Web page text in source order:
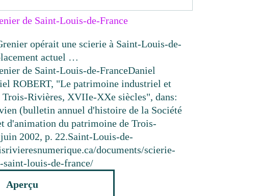
de Saint-Louis-de-France
opérait une scierie à Saint-Louis-de-
actuel …
de Saint-Louis-de-FranceDaniel
ROBERT, "Le patrimoine industriel et
Rivières, XVIIe-XXe siècles", dans:
(bulletin annuel d'histoire de la Société
d'animation du patrimoine de Trois-
2002, p. 22.Saint-Louis-de-
documents/scierie-
saint-louis-de-france/
Aperçu